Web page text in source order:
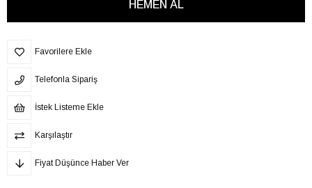
Favorilere Ekle
Telefonla Sipariş
İstek Listeme Ekle
Karşılaştır
Fiyat Düşünce Haber Ver